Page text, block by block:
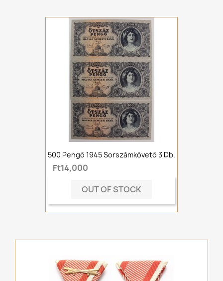
500 Pengő 1945 Sorszámkövető 3 Db.
Ft14,000
OUT OF STOCK